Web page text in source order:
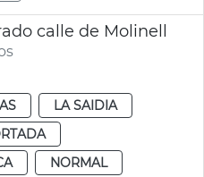
calle de Molinell
LA SAIDIA
NORMAL